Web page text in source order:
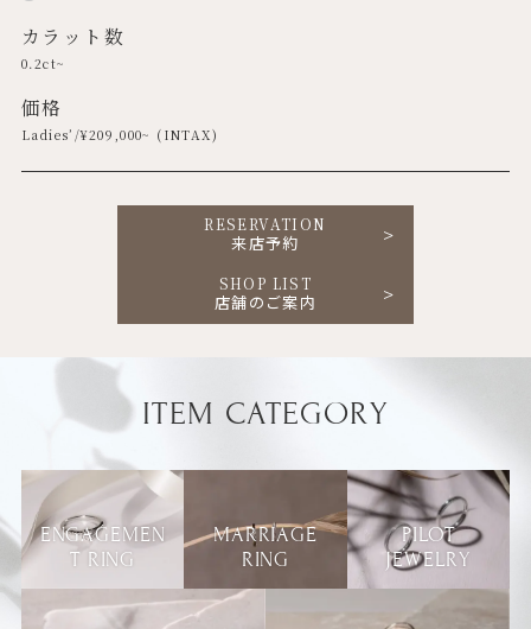
カラット数
0.2ct~
価格
Ladies’/¥209,000~ (INTAX)
RESERVATION
来店予約
SHOP LIST
店舗のご案内
ITEM CATEGORY
ENGAGEMEN
T RING
MARRIAGE
RING
PILOT
JEWELRY